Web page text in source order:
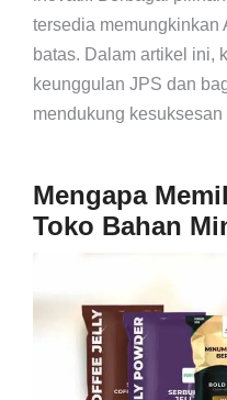
tersedia memungkinkan
batas. Dalam artikel ini,
keunggulan JPS dan
mendukung
Mengapa
Toko Bahan